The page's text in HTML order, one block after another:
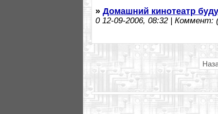
» Домашний кинотеатр
012-09-2006, 08:32 | Коммент: